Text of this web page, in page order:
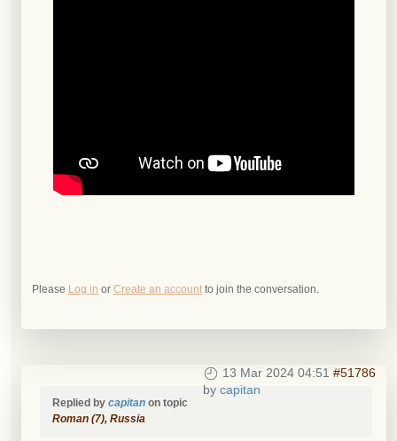
Please Log in or Create an account to join the conversation.
13 Mar 2024 04:51 #51786
by capitan
Replied by capitan on topic
Roman (7), Russia